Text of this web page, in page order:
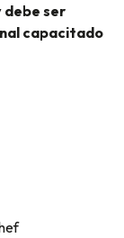
debe ser
capacitado